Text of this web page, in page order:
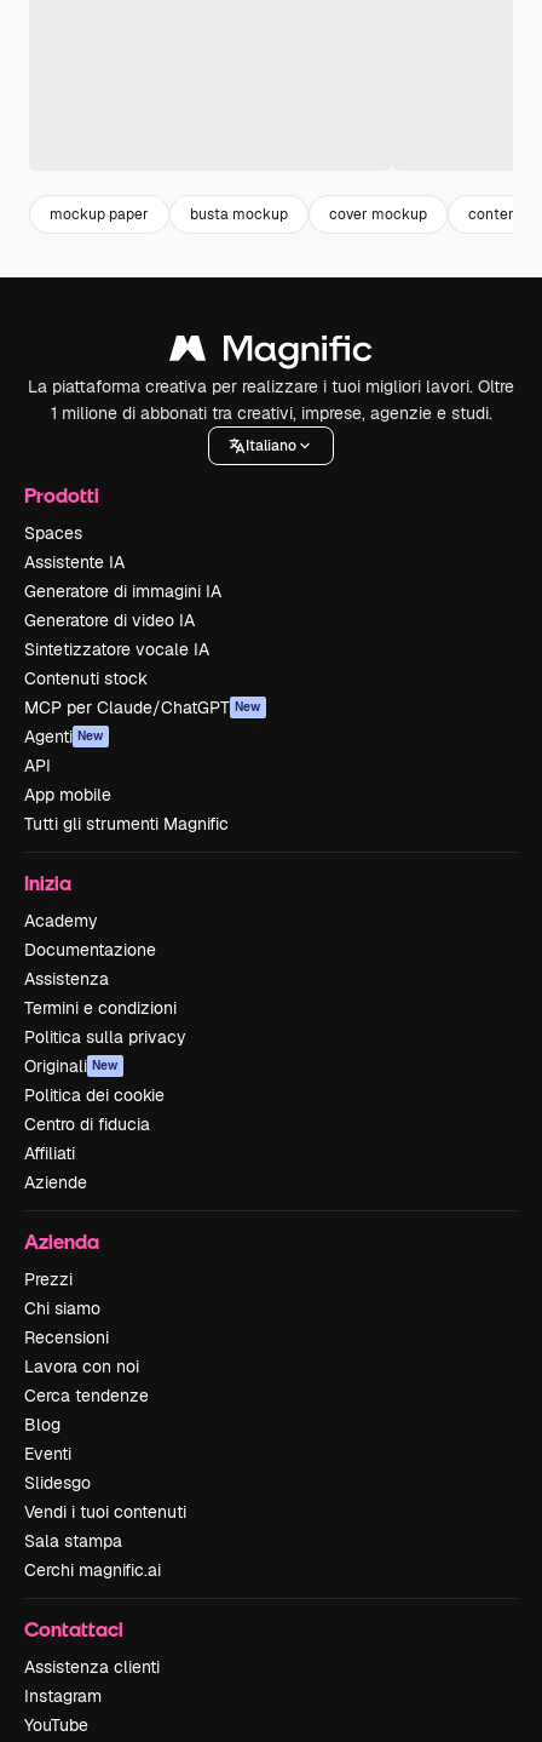
mockup paper busta mockup cover mockup
La piattaforma creativa per realizzare i tuoi migliori lavori. Oltre
1 milione di abbonati tra creativi, imprese, agenzie e studi.
Italiano
Prodotti
Spaces
Assistente IA
Generatore di immagini IA
Generatore di video IA
Sintetizzatore vocale IA
Contenuti stock
MCP per Claude/ChatGPT New
Agenti New
API
App mobile
Tutti gli strumenti Magnific
Inizia
Academy
Documentazione
Assistenza
Termini e condizioni
Politica sulla privacy
Originali New
Politica dei cookie
Centro di fiducia
Affiliati
Aziende
Azienda
Prezzi
Chi siamo
Recensioni
Lavora con noi
Cerca tendenze
Blog
Eventi
Slidesgo
Vendi i tuoi contenuti
Sala stampa
Cerchi magnific.ai
Contattaci
Assistenza clienti
Instagram
YouTube